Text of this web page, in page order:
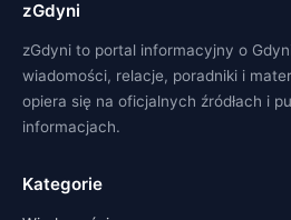
zGdyni
zGdyni to portal informacyjny o
wiadomości, relacje, poradniki i
opiera się na oficjalnych źródłach i
informacjach.
Kategorie